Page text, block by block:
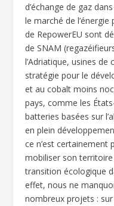
d’échange de gaz
le marché de
de RepowerEU sont
de SNAM
l’Adriatique, usines de
stratégie pour le
et au cobalt moins
pays, comme les
batteries basées sur
en plein
ce n’est certainement
mobiliser son
transition écologique
effet, nous ne
nombreux projets :